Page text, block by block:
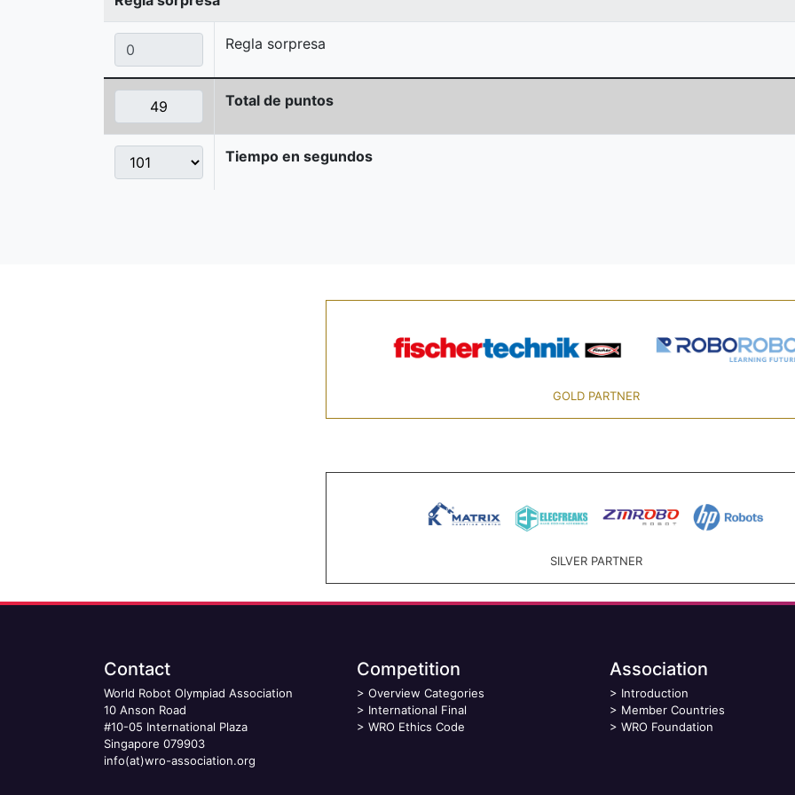
Regla sorpresa
Total de puntos
Tiempo en segundos
GOLD PARTNER
SILVER PARTNER
Contact
World Robot Olympiad Association
10 Anson Road
#10-05 International Plaza
Singapore 079903
info(at)wro-association.org
Competition
> Overview Categories
> International Final
> WRO Ethics Code
Association
> Introduction
> Member Countries
> WRO Foundation